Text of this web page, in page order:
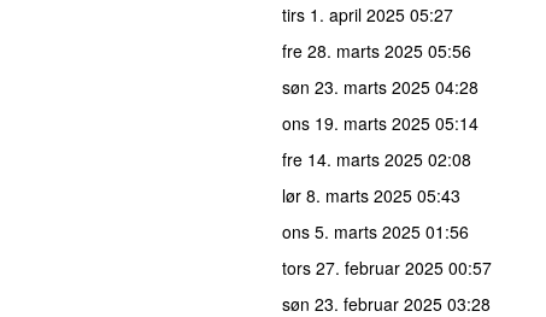
tirs 1. april 2025 05:27
fre 28. marts 2025 05:56
søn 23. marts 2025 04:28
ons 19. marts 2025 05:14
fre 14. marts 2025 02:08
lør 8. marts 2025 05:43
ons 5. marts 2025 01:56
tors 27. februar 2025 00:57
søn 23. februar 2025 03:28